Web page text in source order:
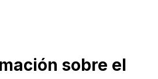
sobre el